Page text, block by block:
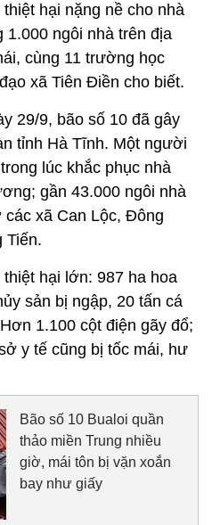
hại nặng nề cho nhà
1.000 ngôi nhà trên địa
cùng 11 trường học
xã Tiên Điền cho biết.
29/9, bão số 10 đã gây
tỉnh Hà Tĩnh. Một người
lúc khắc phục nhà
gần 43.000 ngôi nhà
xã Can Lộc, Đông
Tiến.
hại lớn: 987 ha hoa
sản bị ngập, 20 tấn cá
1.100 cột điện gãy đổ;
y tế cũng bị tốc mái, hư
Bão số 10 Bualoi quần
thảo miền Trung nhiều
giờ, mái tôn bị vặn xoắn
bay như giấy